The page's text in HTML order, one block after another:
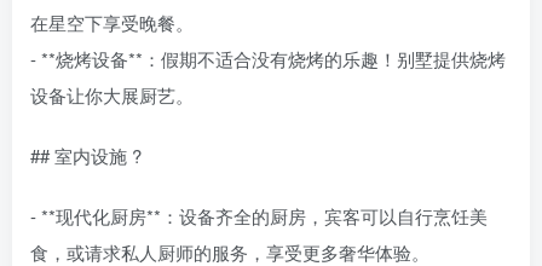
在星空下享受晚餐。
- **烧烤设备**：假期不适合没有烧烤的乐趣！别墅提供烧烤
设备让你大展厨艺。
## 室内设施 ?
- **现代化厨房**：设备齐全的厨房，宾客可以自行烹饪美
食，或请求私人厨师的服务，享受更多奢华体验。